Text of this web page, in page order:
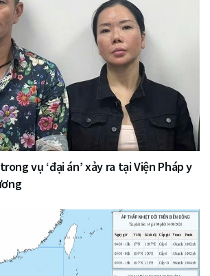
vụ ‘đại án’ xảy ra tại Viện Pháp y